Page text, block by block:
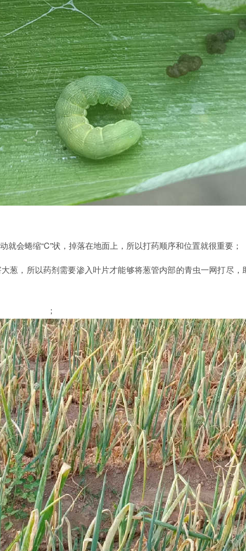
会蜷缩“C”状，掉落在地面上，所以打药顺序和位置就很重要；
葱，所以药剂需要渗入叶片才能够将葱管内部的青虫一网打尽，
；